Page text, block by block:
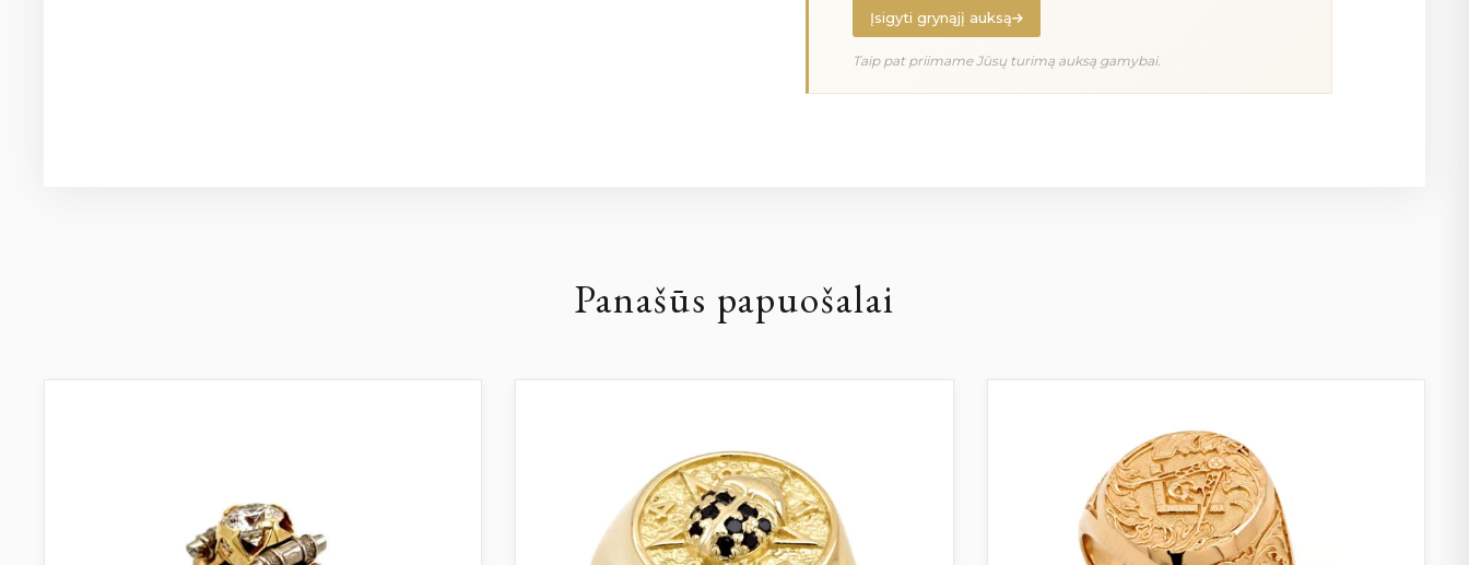
Įsigyti grynąjį auksą
Taip pat priimame Jūsų turimą auksą gamybai.
Panašūs papuošalai